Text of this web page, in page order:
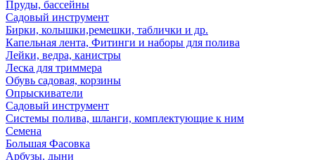
Пруды, бассейны
Садовый инструмент
Бирки, колышки,ремешки, таблички и др.
Капельная лента, Фитинги и наборы для полива
Лейки, ведра, канистры
Леска для триммера
Обувь садовая, корзины
Опрыскиватели
Садовый инструмент
Системы полива, шланги, комплектующие к ним
Семена
Большая Фасовка
Арбузы, дыни